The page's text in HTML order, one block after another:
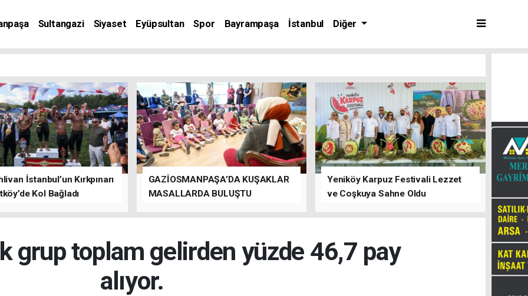
Sultangazi Siyaset Eyüpsultan Spor Bayrampaşa İstanbul Diğer
İstanbul’un Kırkpınarı
Kol Bağladı
GAZİOSMANPAŞA’DA KUŞAKLAR
MASALLARDA BULUŞTU
Yeniköy Karpuz Festivali Lezzet
ve Coşkuya Sahne Oldu
grup toplam gelirden yüzde 46,7 pay
alıyor.